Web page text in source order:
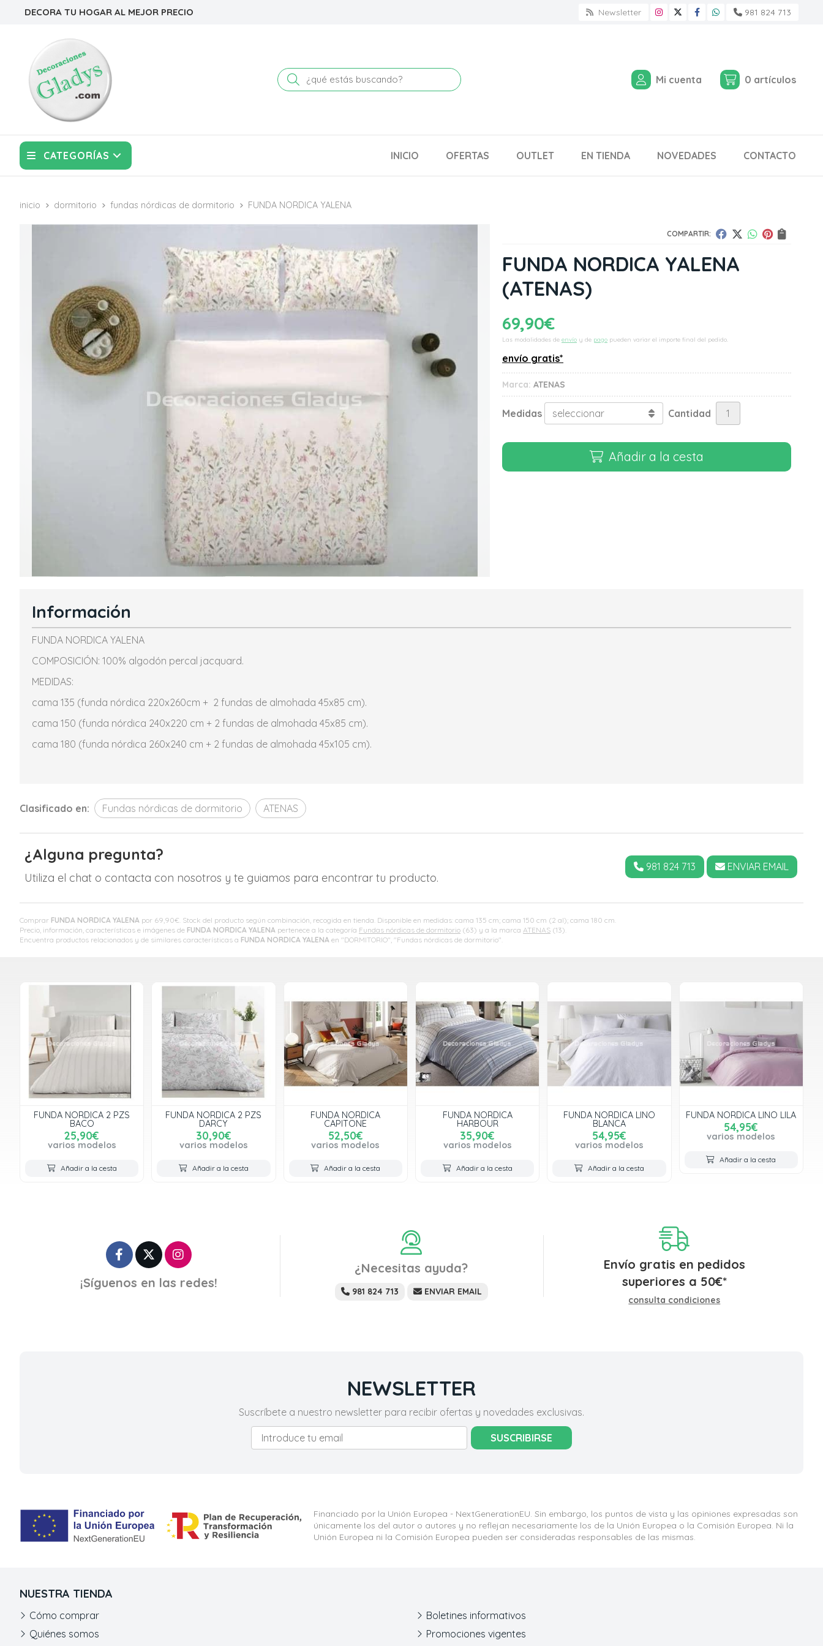
DECORA TU HOGAR AL MEJOR PRECIO Newsletter 981 824 713
Buscar Mi cuenta 0 artículos
CATEGORÍAS INICIO OFERTAS OUTLET EN TIENDA NOVEDADES CONTACTO
inicio dormitorio fundas nórdicas de dormitorio FUNDA NORDICA YALENA
COMPARTIR:
FUNDA NORDICA YALENA
(ATENAS)
69,90€
Las modalidades de envío y de pago pueden variar el importe final del pedido.
envío gratis*
Marca: ATENAS
Medidas Cantidad
Añadir a la cesta
Comprar FUNDA NORDICA YALENA por 69,90€ . Stock del producto según combinación, recogida en tienda. Disponible en medidas: cama 135 cm; cama 150 cm (2 al); cama 180 cm.
Precio, información, características e imágenes de FUNDA NORDICA YALENA pertenece a la categoría Fundas nórdicas de dormitorio (63) y a la marca ATENAS (13).
Encuentra productos relacionados y de similares características a FUNDA NORDICA YALENA en "DORMITORIO", "Fundas nórdicas de dormitorio".
Información
FUNDA NORDICA YALENA
COMPOSICIÓN: 100% algodón percal jacquard.
MEDIDAS:
cama 135 (funda nórdica 220x260cm + 2 fundas de almohada 45x85 cm).
cama 150 (funda nórdica 240x220 cm + 2 fundas de almohada 45x85 cm).
cama 180 (funda nórdica 260x240 cm + 2 fundas de almohada 45x105 cm).
Clasificado en: Fundas nórdicas de dormitorio ATENAS
¿Alguna pregunta?
Utiliza el chat o contacta con nosotros y te guiamos para encontrar tu producto.
981 824 713 ENVIAR EMAIL
FUNDA NORDICA 2 PZS
BACO
25,90€
varios modelos
Añadir a la cesta
FUNDA NORDICA 2 PZS
DARCY
30,90€
varios modelos
Añadir a la cesta
FUNDA NORDICA
CAPITONE
52,50€
varios modelos
Añadir a la cesta
FUNDA NORDICA
HARBOUR
35,90€
varios modelos
Añadir a la cesta
FUNDA NORDICA LINO
BLANCA
54,95€
varios modelos
Añadir a la cesta
FUNDA NORDICA LINO LILA
54,95€
varios modelos
Añadir a la cesta
¡Síguenos en las redes!
¿Necesitas ayuda?
981 824 713 ENVIAR EMAIL
Envío gratis en pedidos
superiores a 50€*
consulta condiciones
NEWSLETTER
Suscríbete a nuestro newsletter para recibir ofertas y novedades exclusivas.
SUSCRIBIRSE
Financiado por la Unión Europea - NextGenerationEU. Sin embargo, los puntos de vista y las opiniones expresadas son
únicamente los del autor o autores y no reflejan necesariamente los de la Unión Europea o la Comisión Europea. Ni la
Unión Europea ni la Comisión Europea pueden ser consideradas responsables de las mismas.
NUESTRA TIENDA
Cómo comprar
Quiénes somos
Boletines informativos
Promociones vigentes